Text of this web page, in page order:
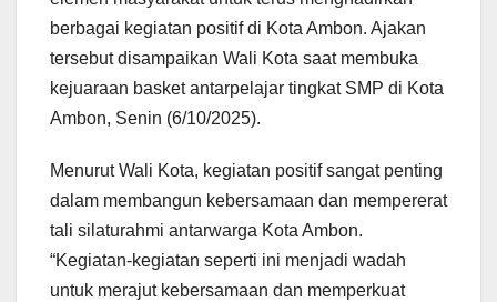
berbagai kegiatan positif di Kota Ambon. Ajakan
tersebut disampaikan Wali Kota saat membuka
kejuaraan basket antarpelajar tingkat SMP di Kota
Ambon, Senin (6/10/2025).
Menurut Wali Kota, kegiatan positif sangat penting
dalam membangun kebersamaan dan mempererat
tali silaturahmi antarwarga Kota Ambon.
“Kegiatan-kegiatan seperti ini menjadi wadah
untuk merajut kebersamaan dan memperkuat